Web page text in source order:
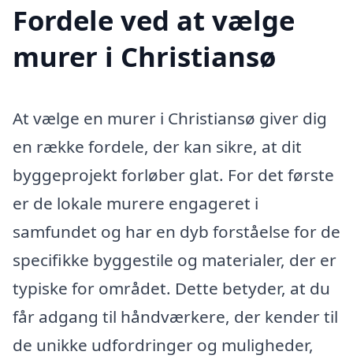
Fordele ved at vælge
murer i Christiansø
At vælge en murer i Christiansø giver dig
en række fordele, der kan sikre, at dit
byggeprojekt forløber glat. For det første
er de lokale murere engageret i
samfundet og har en dyb forståelse for de
specifikke byggestile og materialer, der er
typiske for området. Dette betyder, at du
får adgang til håndværkere, der kender til
de unikke udfordringer og muligheder,